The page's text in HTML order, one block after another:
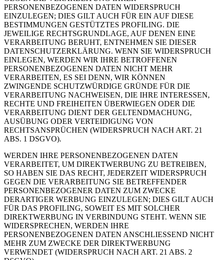
PERSONENBEZOGENEN DATEN WIDERSPRUCH
EINZULEGEN; DIES GILT AUCH FÜR EIN AUF DIESE
BESTIMMUNGEN GESTÜTZTES PROFILING. DIE
JEWEILIGE RECHTSGRUNDLAGE, AUF DENEN EINE
VERARBEITUNG BERUHT, ENTNEHMEN SIE DIESER
DATENSCHUTZERKLÄRUNG. WENN SIE WIDERSPRUCH
EINLEGEN, WERDEN WIR IHRE BETROFFENEN
PERSONENBEZOGENEN DATEN NICHT MEHR
VERARBEITEN, ES SEI DENN, WIR KÖNNEN
ZWINGENDE SCHUTZWÜRDIGE GRÜNDE FÜR DIE
VERARBEITUNG NACHWEISEN, DIE IHRE INTERESSEN,
RECHTE UND FREIHEITEN ÜBERWIEGEN ODER DIE
VERARBEITUNG DIENT DER GELTENDMACHUNG,
AUSÜBUNG ODER VERTEIDIGUNG VON
RECHTSANSPRÜCHEN (WIDERSPRUCH NACH ART. 21
ABS. 1 DSGVO).
WERDEN IHRE PERSONENBEZOGENEN DATEN
VERARBEITET, UM DIREKTWERBUNG ZU BETREIBEN,
SO HABEN SIE DAS RECHT, JEDERZEIT WIDERSPRUCH
GEGEN DIE VERARBEITUNG SIE BETREFFENDER
PERSONENBEZOGENER DATEN ZUM ZWECKE
DERARTIGER WERBUNG EINZULEGEN; DIES GILT AUCH
FÜR DAS PROFILING, SOWEIT ES MIT SOLCHER
DIREKTWERBUNG IN VERBINDUNG STEHT. WENN SIE
WIDERSPRECHEN, WERDEN IHRE
PERSONENBEZOGENEN DATEN ANSCHLIESSEND NICHT
MEHR ZUM ZWECKE DER DIREKTWERBUNG
VERWENDET (WIDERSPRUCH NACH ART. 21 ABS. 2